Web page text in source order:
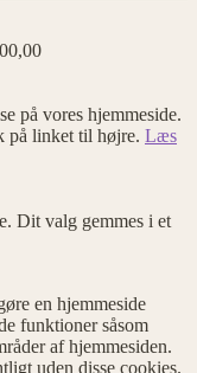
på vores hjemmeside.
på linket til højre. Læs
Dit valg gemmes i et
en hjemmeside
funktioner såsom
af hjemmesiden.
uden disse cookies.